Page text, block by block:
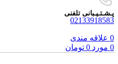
پـشـتـیـبانی تلفنی
02133918583
0 علاقه مندی
0 مورد 0 تومان